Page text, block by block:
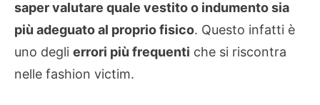
saper valutare quale vestito o indumento sia
più adeguato al proprio fisico. Questo infatti è
uno degli errori più frequenti che si riscontra
nelle fashion victim.